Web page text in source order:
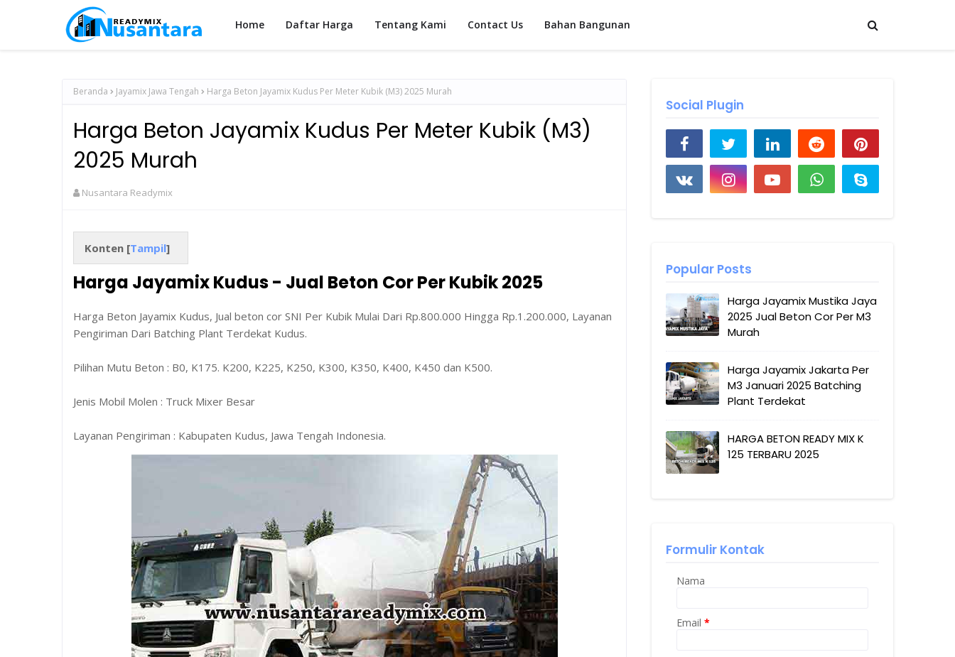
Home Daftar Harga Tentang Kami Contact Us Bahan Bangunan
Beranda Jayamix Jawa Tengah Harga Beton Jayamix Kudus Per Meter Kubik (M3) 2025 Murah
Harga Beton Jayamix Kudus Per Meter Kubik (M3)
2025 Murah
Nusantara Readymix
Konten [Tampil]
Harga Jayamix Kudus - Jual Beton Cor Per Kubik 2025
Harga Beton Jayamix Kudus, Jual beton cor SNI Per Kubik Mulai Dari Rp.800.000 Hingga Rp.1.200.000, Layanan
Pengiriman Dari Batching Plant Terdekat Kudus.
Pilihan Mutu Beton : B0, K175. K200, K225, K250, K300, K350, K400, K450 dan K500.
Jenis Mobil Molen : Truck Mixer Besar
Layanan Pengiriman : Kabupaten Kudus, Jawa Tengah Indonesia.
Social Plugin
Popular Posts
Harga Jayamix Mustika Jaya
2025 Jual Beton Cor Per M3
Murah
Harga Jayamix Jakarta Per
M3 Januari 2025 Batching
Plant Terdekat
HARGA BETON READY MIX K
125 TERBARU 2025
Formulir Kontak
Nama
Email *